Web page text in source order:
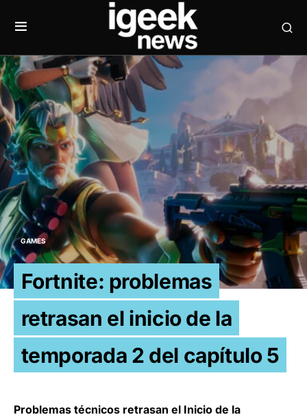
GAMES
Fortnite: problemas
retrasan el inicio de la
temporada 2 del capítulo 5
Problemas técnicos retrasan el Inicio de la